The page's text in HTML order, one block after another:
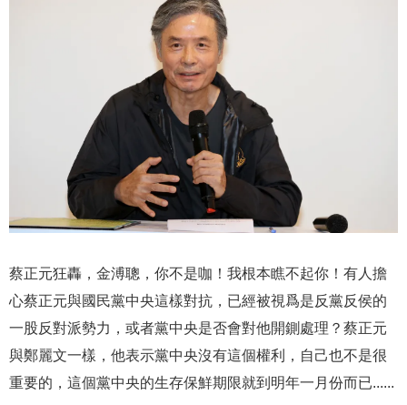
蔡正元狂轟，金溥聰，你不是咖！我根本瞧不起你！有人擔
心蔡正元與國民黨中央這樣對抗，已經被視爲是反黨反侯的
一股反對派勢力，或者黨中央是否會對他開鍘處理？蔡正元
與鄭麗文一樣，他表示黨中央沒有這個權利，自己也不是很
重要的，這個黨中央的生存保鮮期限就到明年一月份而已......